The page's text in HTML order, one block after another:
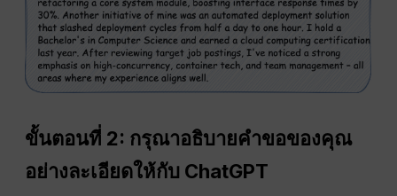
ขั้นตอนที่ 2: กรุณาอธิบายคำขอของคุณ
อย่างละเอียดให้กับ ChatGPT